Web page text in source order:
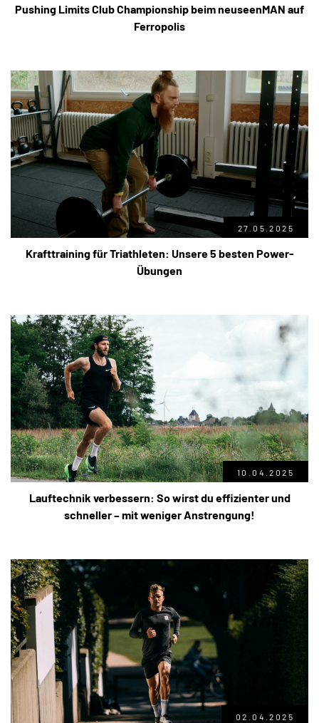
Pushing Limits Club Championship beim neuseenMAN auf
Ferropolis
27.05.2025
Krafttraining für Triathleten: Unsere 5 besten Power-
Übungen
10.04.2025
Lauftechnik verbessern: So wirst du effizienter und
schneller – mit weniger Anstrengung!
02.04.2025